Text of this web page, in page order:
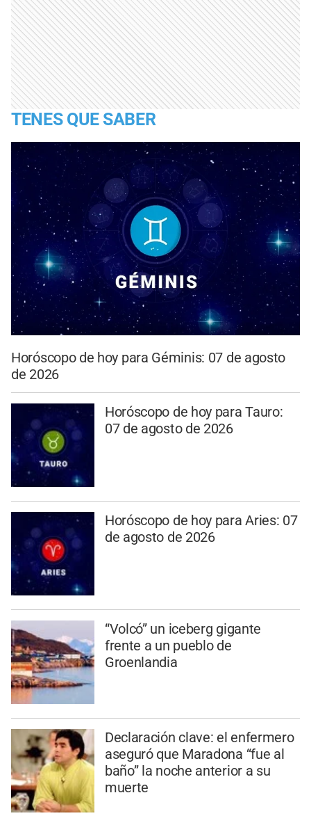
TENES QUE SABER
Horóscopo de hoy para Géminis: 07 de agosto
de 2026
Horóscopo de hoy para Tauro:
07 de agosto de 2026
Horóscopo de hoy para Aries: 07
de agosto de 2026
“Volcó” un iceberg gigante
frente a un pueblo de
Groenlandia
Declaración clave: el enfermero
aseguró que Maradona “fue al
baño” la noche anterior a su
muerte